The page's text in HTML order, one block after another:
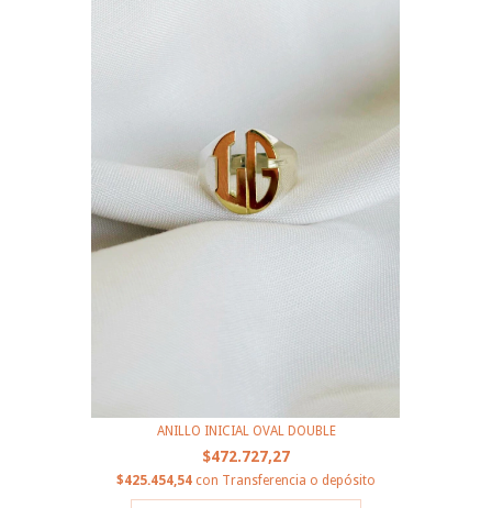
ANILLO INICIAL OVAL DOUBLE
$472.727,27
$425.454,54 con Transferencia o depósito